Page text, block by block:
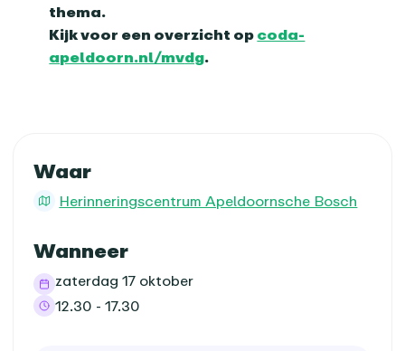
thema.
Kijk voor een overzicht op coda-
apeldoorn.nl/mvdg.
Praktische informatie
Waar
Herinneringscentrum Apeldoornsche Bosch
Wanneer
zaterdag 17 oktober
12.30 - 17.30